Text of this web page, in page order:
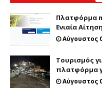
Πλατφόρμα
Ενιαία
Αύγουστος
Τουρισμός
πλατφόρμα
Αύγουστος